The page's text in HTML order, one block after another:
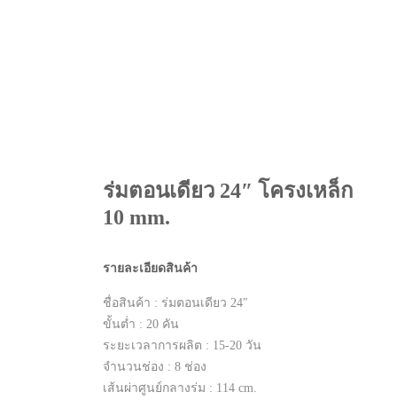
ร่มตอนเดียว 24″ โครงเหล็ก
10 mm.
รายละเอียดสินค้า
ชื่อสินค้า : ร่มตอนเดียว 24″
ขั้นต่ำ : 20 คัน
ระยะเวลาการผลิต : 15-20 วัน
จำนวนช่อง : 8 ช่อง
เส้นผ่าศูนย์กลางร่ม : 114 cm.